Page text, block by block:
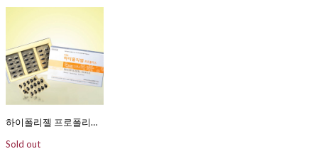
하이폴리젤 프로폴리스[400mgX90캅셀(연질캅셀/15일분)]
Sold out